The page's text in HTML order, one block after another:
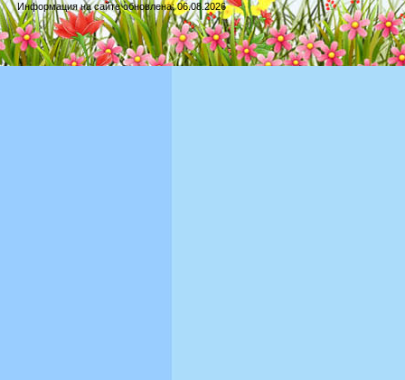
Информация на сайте обновлена: 06.08.2026